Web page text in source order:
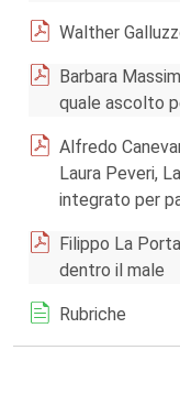
Walther
Barbara
quale ascolto
Alfredo
Laura Peveri,
integrato per
Filippo La
dentro il male
Rubriche